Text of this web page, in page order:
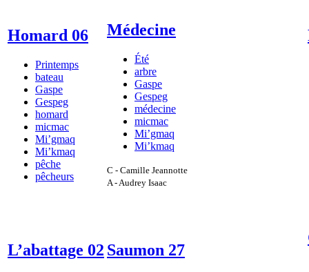
Homard 06
Printemps
bateau
Gaspe
Gespeg
homard
micmac
Mi’gmaq
Mi’kmaq
pêche
pêcheurs
Médecine
Été
arbre
Gaspe
Gespeg
médecine
micmac
Mi’gmaq
Mi’kmaq
C - Camille Jeannotte
A - Audrey Isaac
L’abattage 02 Saumon 27